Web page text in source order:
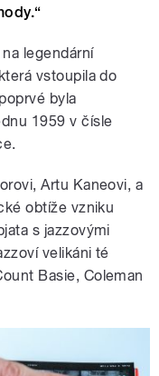
legendární
vstoupila do
byla
1959 v čísle
Artu Kaneovi, a
obtíže vzniku
s jazzovými
velikáni té
Basie, Coleman